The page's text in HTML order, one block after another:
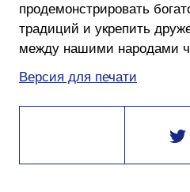
продемонстрировать
традиций и укрепить
между нашими народами
Версия для печати